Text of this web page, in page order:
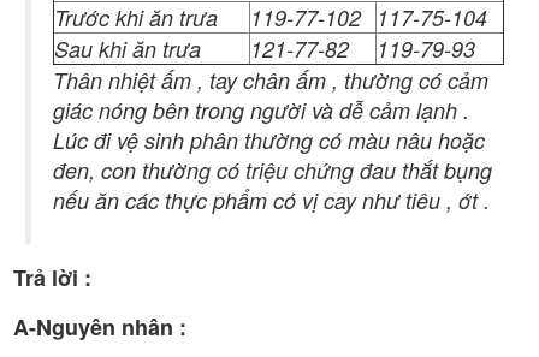
Trước khi ăn trưa
119-77-102
117-75-104
Sau khi ăn trưa
121-77-82
119-79-93
Thân nhiệt ấm , tay chân ấm , thường có cảm
giác nóng bên trong người và dễ cảm lạnh .
Lúc đi vệ sinh phân thường có màu nâu hoặc
đen, con thường có triệu chứng đau thắt bụng
nếu ăn các thực phẩm có vị cay như tiêu , ớt .
Trả lời :
A-Nguyên nhân :